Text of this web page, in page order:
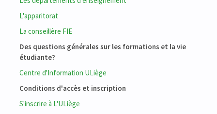
L'apparitorat
La conseillère FIE
Des questions générales sur les formations et la vie
étudiante?
Centre d'Information ULiège
Conditions d'accès et inscription
S'inscrire à L'ULiège